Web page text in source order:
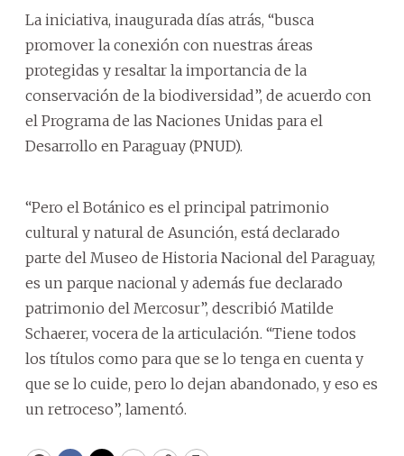
La iniciativa, inaugurada días atrás, “busca
promover la conexión con nuestras áreas
protegidas y resaltar la importancia de la
conservación de la biodiversidad”, de acuerdo con
el Programa de las Naciones Unidas para el
Desarrollo en Paraguay (PNUD).
“Pero el Botánico es el principal patrimonio
cultural y natural de Asunción, está declarado
parte del Museo de Historia Nacional del Paraguay,
es un parque nacional y además fue declarado
patrimonio del Mercosur”, describió Matilde
Schaerer, vocera de la articulación. “Tiene todos
los títulos como para que se lo tenga en cuenta y
que se lo cuide, pero lo dejan abandonado, y eso es
un retroceso”, lamentó.